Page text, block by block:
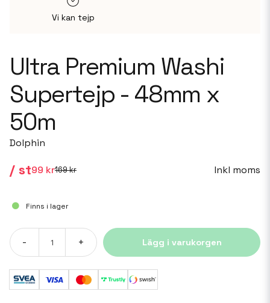
Vi kan tejp
Ultra Premium Washi
Supertejp - 48mm x
50m
Dolphin
169 kr
99 kr
/ st Inkl moms
Finns i lager
- + Lägg i varukorgen